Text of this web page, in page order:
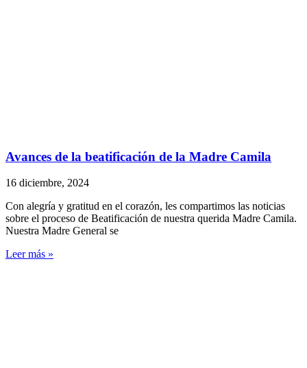
Avances de la beatificación de la Madre Camila
16 diciembre, 2024
Con alegría y gratitud en el corazón, les compartimos las noticias
sobre el proceso de Beatificación de nuestra querida Madre Camila.
Nuestra Madre General se
Leer más »